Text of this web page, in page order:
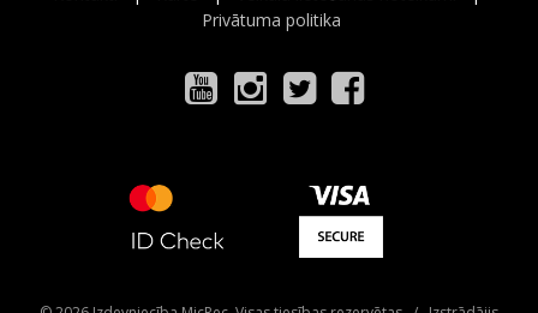
Privātuma politika